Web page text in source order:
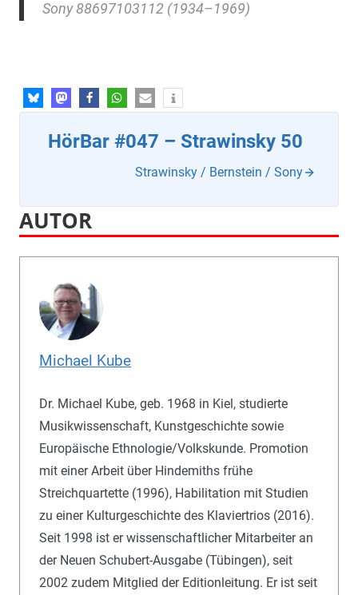
Sony 88697103112 (1934–1969)
HörBar #047 – Strawinsky 50
Strawinsky / Bernstein / Sony
AUTOR
Michael Kube
Dr. Michael Kube, geb. 1968 in Kiel, studierte
Musikwissenschaft, Kunstgeschichte sowie
Europäische Ethnologie/Volkskunde. Promotion
mit einer Arbeit über Hindemiths frühe
Streichquartette (1996), Habilitation mit Studien
zu einer Kulturgeschichte des Klaviertrios (2016).
Seit 1998 ist er wissenschaftlicher Mitarbeiter an
der Neuen Schubert-Ausgabe (Tübingen), seit
2002 zudem Mitglied der Editionleitung. Er ist seit